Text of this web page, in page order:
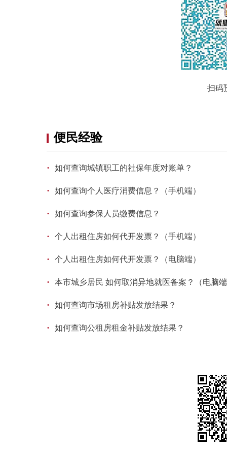
扫码
便民经验
· 如何查询城镇职工的社保年度对账单？
· 如何查询个人医疗消费信息？（手机端）
· 如何查询参保人员缴费信息？
· 个人出租住房如何代开发票？（手机端）
· 个人出租住房如何代开发票？（电脑端）
· 本市城乡居民 如何取消异地就医备案？（电脑
· 如何查询市场租房补贴发放结果？
· 如何查询公租房租金补贴发放结果？